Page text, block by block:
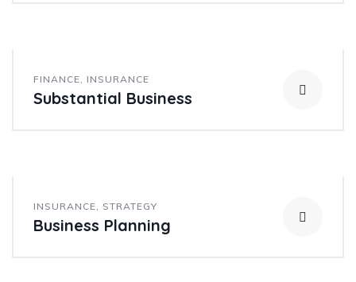
FINANCE INSURANCE
Substantial Business
INSURANCE STRATEGY
Business Planning